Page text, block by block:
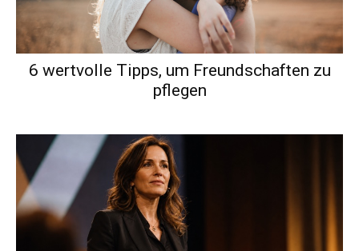
6 wertvolle Tipps, um Freundschaften zu
pflegen